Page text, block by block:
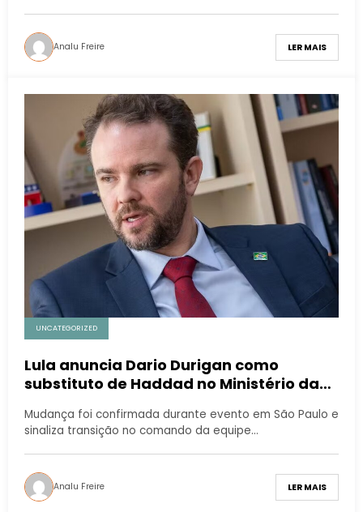
Analu Freire LER MAIS
UNCATEGORIZED
Lula anuncia Dario Durigan como
substituto de Haddad no Ministério da
Mudança foi confirmada durante evento em São Paulo e
sinaliza transição no comando da equipe…
Analu Freire LER MAIS